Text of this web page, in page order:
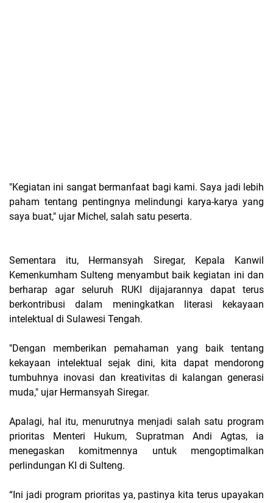
"Kegiatan ini sangat bermanfaat bagi kami. Saya jadi lebih
paham tentang pentingnya melindungi karya-karya yang
saya buat," ujar Michel, salah satu peserta.
Sementara itu, Hermansyah Siregar, Kepala Kanwil
Kemenkumham Sulteng menyambut baik kegiatan ini dan
berharap agar seluruh RUKI dijajarannya dapat terus
berkontribusi dalam meningkatkan literasi kekayaan
intelektual di Sulawesi Tengah.
"Dengan memberikan pemahaman yang baik tentang
kekayaan intelektual sejak dini, kita dapat mendorong
tumbuhnya inovasi dan kreativitas di kalangan generasi
muda," ujar Hermansyah Siregar.
Apalagi, hal itu, menurutnya menjadi salah satu program
prioritas Menteri Hukum, Supratman Andi Agtas, ia
menegaskan komitmennya untuk mengoptimalkan
perlindungan KI di Sulteng.
“Ini jadi program prioritas ya, pastinya kita terus upayakan